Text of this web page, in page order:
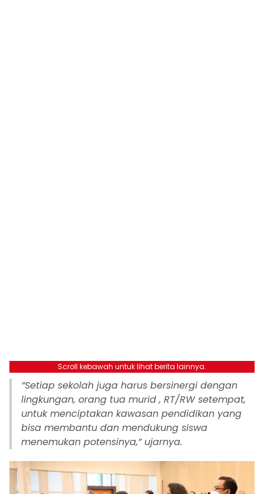
Scroll kebawah untuk lihat berita lainnya.
”Setiap sekolah juga harus bersinergi dengan
lingkungan, orang tua murid , RT/RW setempat,
untuk menciptakan kawasan pendidikan yang
bisa membantu dan mendukung siswa
menemukan potensinya,” ujarnya.